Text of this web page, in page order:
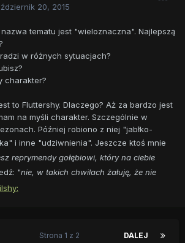
20, 2015
tematu jest "wieloznaczna". Najlepszą
w różnych sytuacjach?
charakter?
to Fluttershy. Dlaczego? Aż za bardzo jest
na myśli charakter. Szczególnie w
Później robiono z niej "jabłko-
i inne "udziwnienia". Jeszcze ktoś mnie
reprymendy gołębiowi, który na ciebie
"nie, w takich chwilach żałuję, że nie
DALEJ
Strona 1 z 2